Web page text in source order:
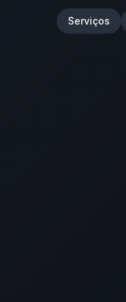
Serviços